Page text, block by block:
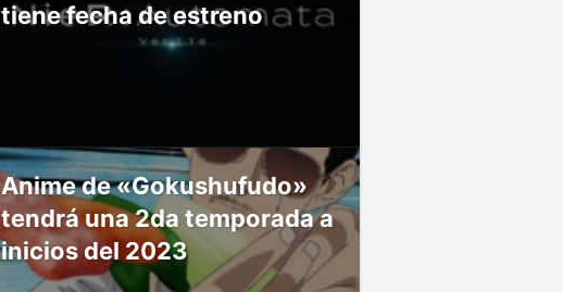
tiene fecha de estreno
Anime de «Gokushufudo»
tendrá una 2da temporada a
inicios del 2023